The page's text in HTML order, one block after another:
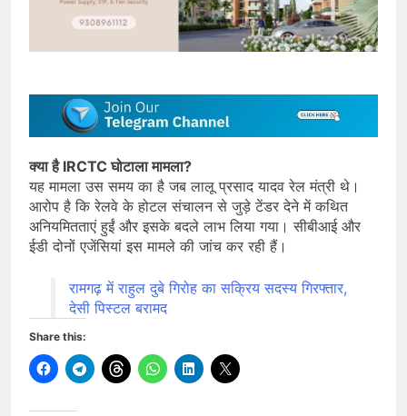
क्या है IRCTC घोटाला मामला?
यह मामला उस समय का है जब लालू प्रसाद यादव रेल मंत्री थे।
आरोप है कि रेलवे के होटल संचालन से जुड़े टेंडर देने में कथित
अनियमितताएं हुईं और इसके बदले लाभ लिया गया। सीबीआई और
ईडी दोनों एजेंसियां इस मामले की जांच कर रही हैं।
रामगढ़ में राहुल दुबे गिरोह का सक्रिय सदस्य गिरफ्तार,
देसी पिस्टल बरामद
Share this: